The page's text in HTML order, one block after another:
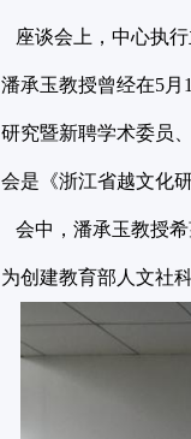
座谈会上，中心执
潘承玉教授曾经在5
研究暨新聘学术委员
会是《浙江省越文化
会中，潘承玉教授
为创建教育部人文社